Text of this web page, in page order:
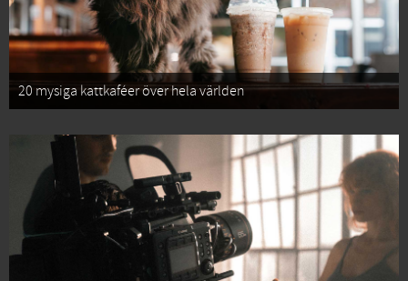
20 mysiga kattkaféer över hela världen